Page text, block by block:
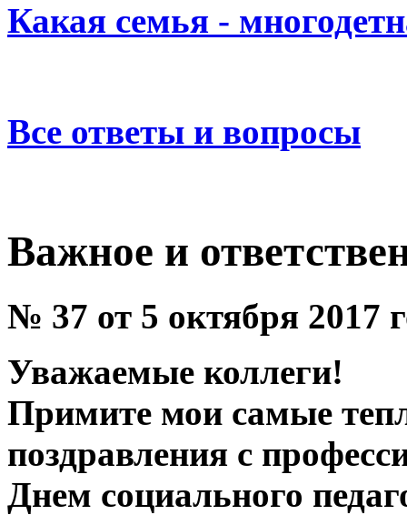
Какая семья -
Все ответы и вопросы
Важное и
№ 37 от 5 октября 2017
Уважаемые коллеги!
Примите мои самые
поздравления с
Днем социального